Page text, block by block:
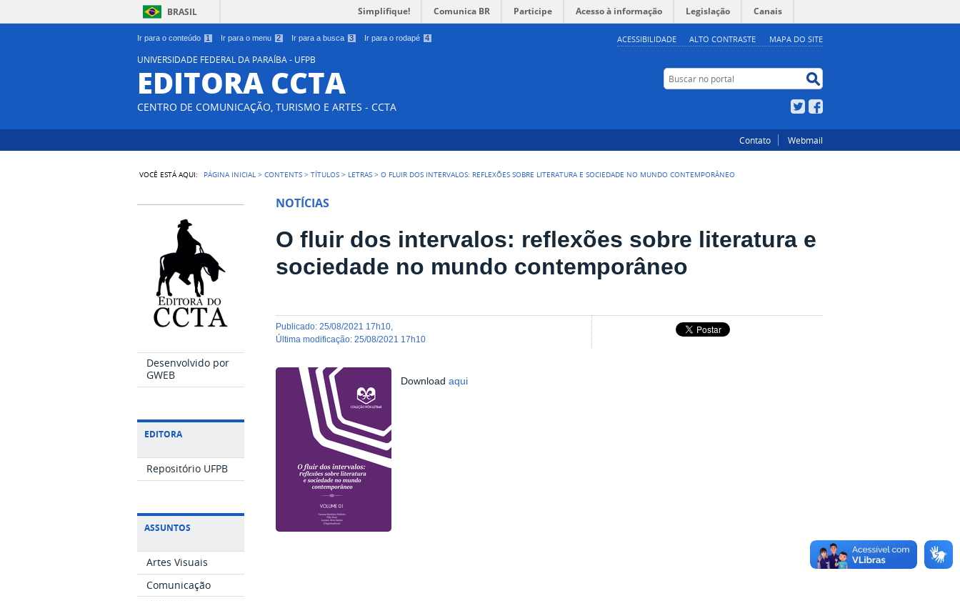
Ir para o conteúdo 1 Ir para o menu 2 Ir para a busca 3 Ir para o rodapé 4 ACESSIBILIDADE ALTO CONTRASTE MAPA DO SITE
BRASIL Simplifique! Comunica BR Participe Acesso à informação Legislação Canais
UNIVERSIDADE FEDERAL DA PARAÍBA - UFPB
EDITORA CCTA
CENTRO DE COMUNICAÇÃO, TURISMO E ARTES - CCTA
Buscar no portal
Twitter
Contato Webmail
VOCÊ ESTÁ AQUI: PÁGINA INICIAL >CONTENTS >TÍTULOS > LETRAS >O FLUIR DOS INTERVALOS: REFLEXÕES SOBRE LITERATURA E SOCIEDADE NO MUNDO CONTEMPORÂNEO
Desenvolvido por
GWEB
EDITORA
Repositório UFPB
ASSUNTOS
Artes Visuais
Comunicação
NOTÍCIAS
O fluir dos intervalos: reflexões sobre literatura e
sociedade no mundo contemporâneo
publicado:25/08/2021 17h10
última modificação:25/08/2021 17h10
Download aqui